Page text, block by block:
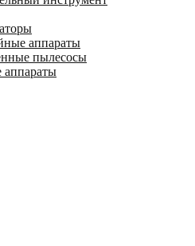
аппараты
пылесосы
аппараты